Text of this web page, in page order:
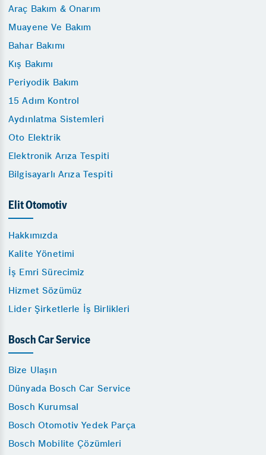
Araç Bakım & Onarım
Muayene Ve Bakım
Bahar Bakımı
Kış Bakımı
Periyodik Bakım
15 Adım Kontrol
Aydınlatma Sistemleri
Oto Elektrik
Elektronik Arıza Tespiti
Bilgisayarlı Arıza Tespiti
Elit Otomotiv
Hakkımızda
Kalite Yönetimi
İş Emri Sürecimiz
Hizmet Sözümüz
Lider Şirketlerle İş Birlikleri
Bosch Car Service
Bize Ulaşın
Dünyada Bosch Car Service
Bosch Kurumsal
Bosch Otomotiv Yedek Parça
Bosch Mobilite Çözümleri